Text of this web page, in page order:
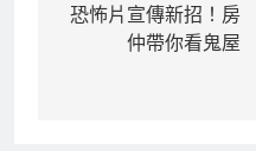
章
恐怖片宣傳新招！房
仲帶你看鬼屋